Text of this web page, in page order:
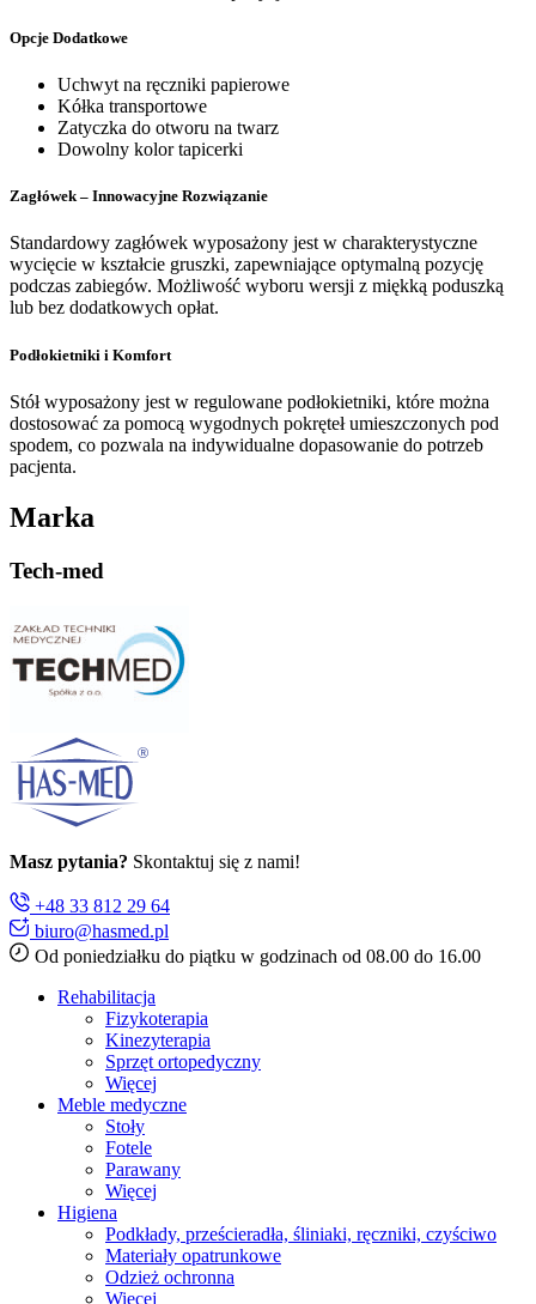
Opcje Dodatkowe
Uchwyt na ręczniki papierowe
Kółka transportowe
Zatyczka do otworu na twarz
Dowolny kolor tapicerki
Zagłówek – Innowacyjne Rozwiązanie
Standardowy zagłówek wyposażony jest w charakterystyczne
wycięcie w kształcie gruszki, zapewniające optymalną pozycję
podczas zabiegów. Możliwość wyboru wersji z miękką poduszką
lub bez dodatkowych opłat.
Podłokietniki i Komfort
Stół wyposażony jest w regulowane podłokietniki, które można
dostosować za pomocą wygodnych pokręteł umieszczonych pod
spodem, co pozwala na indywidualne dopasowanie do potrzeb
pacjenta.
Marka
Tech-med
Masz pytania? Skontaktuj się z nami!
+48 33 812 29 64
biuro@hasmed.pl
Od poniedziałku do piątku w godzinach od 08.00 do 16.00
Rehabilitacja
Fizykoterapia
Kinezyterapia
Sprzęt ortopedyczny
Więcej
Meble medyczne
Stoły
Fotele
Parawany
Więcej
Higiena
Podkłady, prześcieradła, śliniaki, ręczniki, czyściwo
Materiały opatrunkowe
Odzież ochronna
Więcej